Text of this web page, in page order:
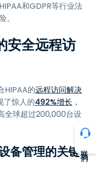
和GDPR等行业法
全远程访
HIPAA的远程访问解决
了惊人的492%增长 ，
全球超过200,000台设
备管理的关键